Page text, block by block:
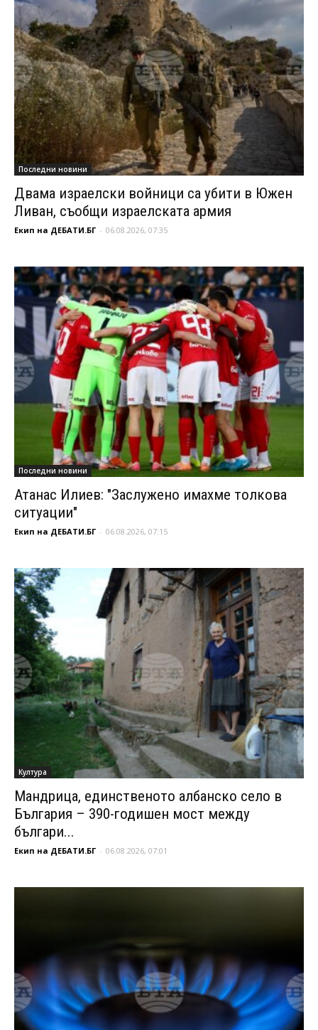
Последни новини
Двама израелски войници са убити в Южен
Ливан, съобщи израелската армия
Екип на ДЕБАТИ.БГ - 06.08.2026, 07:35
Последни новини
Атанас Илиев: "Заслужено имахме толкова
ситуации"
Екип на ДЕБАТИ.БГ - 06.08.2026, 07:15
Култура
Мандрица, единственото албанско село в
България – 390-годишен мост между
българи...
Екип на ДЕБАТИ.БГ - 06.08.2026, 07:01